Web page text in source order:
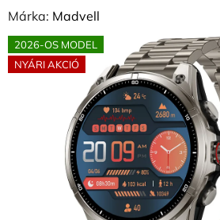
Márka: Madvell
2026-OS MODEL
NYÁRI AKCIÓ